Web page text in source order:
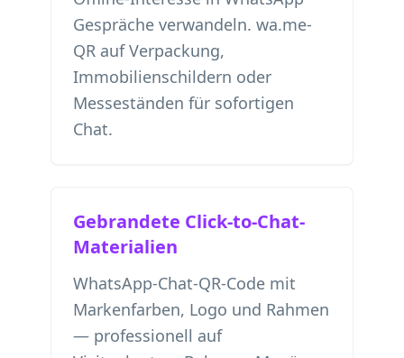
Gespräche verwandeln. wa.me-
QR auf Verpackung,
Immobilienschildern oder
Messeständen für sofortigen
Chat.
Gebrandete Click-to-Chat-
Materialien
WhatsApp-Chat-QR-Code mit
Markenfarben, Logo und Rahmen
— professionell auf